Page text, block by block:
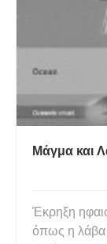
Μάγμα και
Έκρηξη ηφαιστείου Όταν
όπως η λάβα